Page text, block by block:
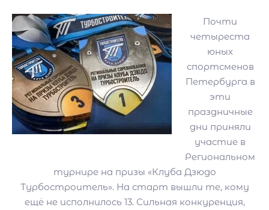
Почти
четыреста
юных
спортсменов
Петербурга в
эти
праздничные
дни приняли
участие в
Региональном
турнире на призы «Клуба Дзюдо
Турбостроитель». На старт вышли те, кому
ещё не исполнилось 13. Сильная конкуренция,